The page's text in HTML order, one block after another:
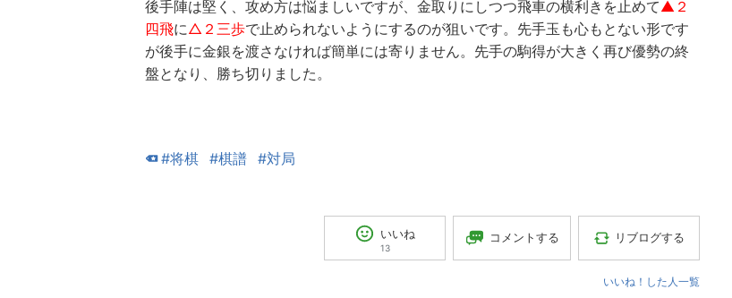
後手陣は堅く、攻め方は悩ましいですが、金取りにしつつ飛車の横利きを止めて▲２
四飛に△２三歩で止められないようにするのが狙いです。先手玉も心もとない形です
が後手に金銀を渡さなければ簡単には寄りません。先手の駒得が大きく再び優勢の終
盤となり、勝ち切りました。
#将棋 #棋譜 #対局
いいね
13
コメントする リブログする
いいね！した人一覧